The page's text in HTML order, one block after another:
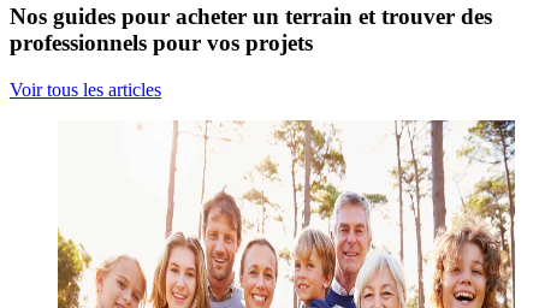
Nos guides pour acheter un terrain et trouver des
professionnels pour vos projets
Voir tous les articles